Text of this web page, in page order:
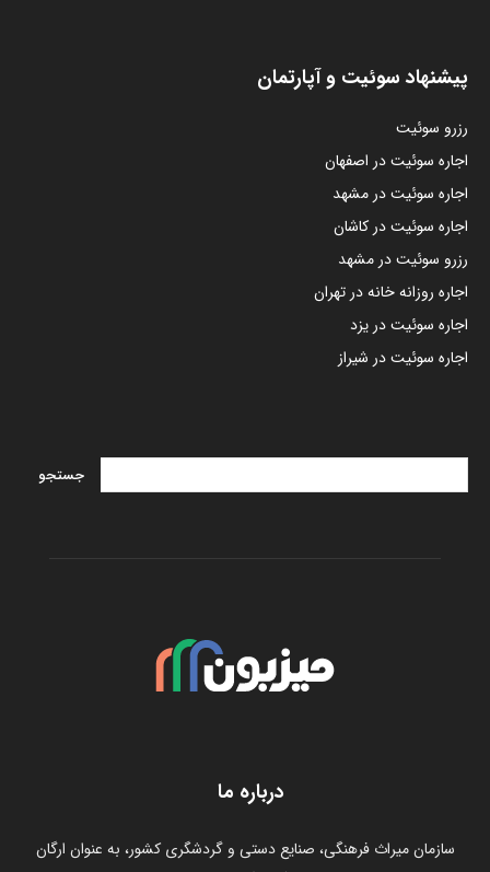
پیشنهاد سوئیت و آپارتمان
رزرو سوئیت
اجاره سوئیت در اصفهان
اجاره سوئیت در مشهد
اجاره سوئیت در کاشان
رزرو سوئیت در مشهد
اجاره روزانه خانه در تهران
اجاره سوئیت در یزد
اجاره سوئیت در شیراز
درباره ما
سازمان میراث فرهنگی، صنایع دستی و گردشگری کشور، به عنوان ارگان